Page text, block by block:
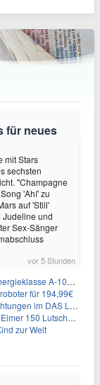
für neues
mit Stars
sechsten
"Champagne
'Ahí' zu
auf 'Still'
Judeline und
Sex-Sänger
vor 5 Stunden
1400 U/Min für 289,97€
für 194,99€
inkl. HP + Wellness ab 174€ p.P.
Lutscher für 21,95€
zur Welt